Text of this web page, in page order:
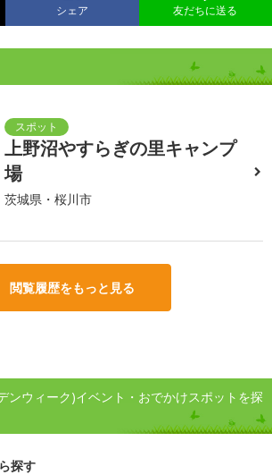
シェア 友だちに送る
上野沼やすらぎの里キャンプ
場
茨城県・桜川市
閲覧履歴をもっと見る
ンウィーク)イベント・おでかけスポットを探
探す